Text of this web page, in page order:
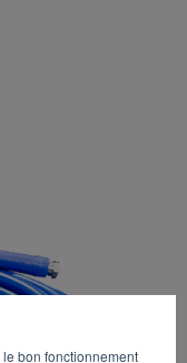
bon fonctionnement